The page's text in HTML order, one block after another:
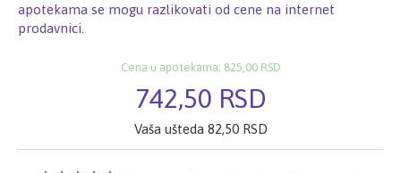
apotekama se mogu razlikovati od cene na internet
prodavnici.
742,50 RSD
Cena u apotekama: 825,00 RSD
Vaša ušteda 82,50 RSD